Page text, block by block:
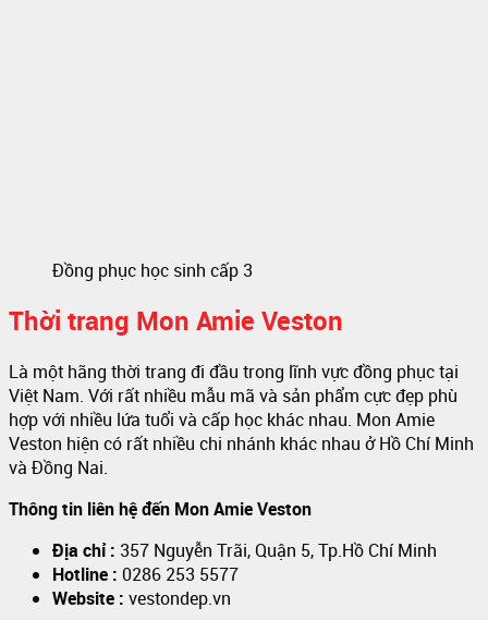
Đồng phục học sinh cấp 3
Thời trang Mon Amie Veston
Là một hãng thời trang đi đầu trong lĩnh vực đồng phục tại
Việt Nam. Với rất nhiều mẫu mã và sản phẩm cực đẹp phù
hợp với nhiều lứa tuổi và cấp học khác nhau. Mon Amie
Veston hiện có rất nhiều chi nhánh khác nhau ở Hồ Chí Minh
và Đồng Nai.
Thông tin liên hệ đến Mon Amie Veston
Địa chỉ : 357 Nguyễn Trãi, Quận 5, Tp.Hồ Chí Minh
Hotline : 0286 253 5577
Website : vestondep.vn